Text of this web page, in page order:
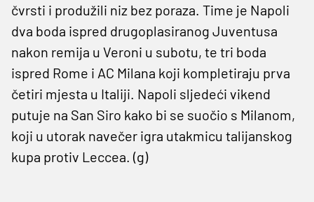
čvrsti i produžili niz bez poraza. Time je Napoli
dva boda ispred drugoplasiranog Juventusa
nakon remija u Veroni u subotu, te tri boda
ispred Rome i AC Milana koji kompletiraju prva
četiri mjesta u Italiji. Napoli sljedeći vikend
putuje na San Siro kako bi se suočio s Milanom,
koji u utorak navečer igra utakmicu talijanskog
kupa protiv Leccea. (g)